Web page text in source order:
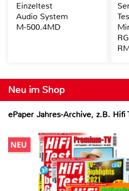
Neu im Shop
ePaper Jahres-Archive, z.B. Hifi
Einzeltest
Audio System
M-500.4MD